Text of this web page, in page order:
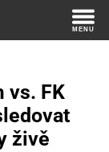
vs. FK
živě